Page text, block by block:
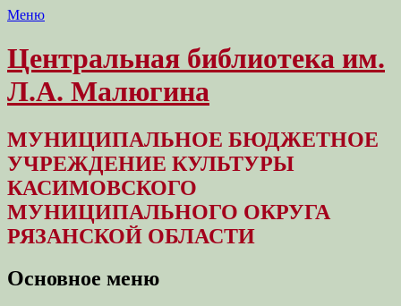
Меню
Центральная библиотека им.
Л.А. Малюгина
МУНИЦИПАЛЬНОЕ БЮДЖЕТНОЕ
УЧРЕЖДЕНИЕ КУЛЬТУРЫ
КАСИМОВСКОГО
МУНИЦИПАЛЬНОГО ОКРУГА
РЯЗАНСКОЙ ОБЛАСТИ
Основное меню